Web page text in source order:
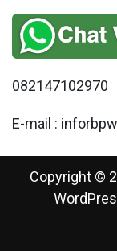
082147102970
E-mail :
Copyright ©